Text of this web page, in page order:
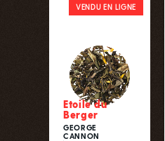
VENDU EN LIGNE
Etoile du
Berger
GEORGE
CANNON